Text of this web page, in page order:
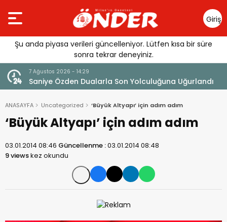
Giriş
Yap
Şu anda piyasa verileri güncelleniyor. Lütfen kısa bir süre
sonra tekrar deneyiniz.
7 Ağustos 2026 - 14:29
Saniye Özden Dualarla Son Yolculuğuna Uğurlandı
ANASAYFA Uncategorized ‘Büyük Altyapı’ için adım adım
‘Büyük Altyapı’ için adım adım
03.01.2014 08:46 Güncellenme :03.01.2014 08:48
9 viewskez okundu